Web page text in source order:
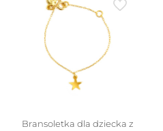
Bransoletka dla dziecka z